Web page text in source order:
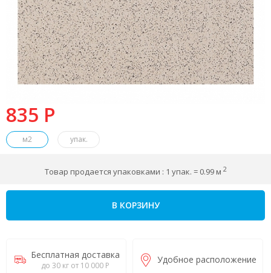
835 P
м2 упак.
Товар продается упаковками : 1 упак. = 0.99 м 2
В КОРЗИНУ
Бесплатная доставка
до 30 кг от 10 000 Р
Удобное расположение